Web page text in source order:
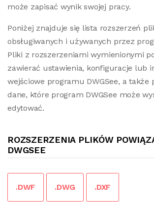
może zapisać wynik swojej pracy.
Poniżej znajduje się lista rozszerzeń
obsługiwanych i używanych przez
Pliki z rozszerzeniami wymienionymi
zawierać ustawienia, konfiguracje lub
wejściowe programu DWGSee, a także
dane, które program DWGSee może
edytować.
ROZSZERZENIA PLIKÓW
DWGSEE
.DWF .DWG .DXF